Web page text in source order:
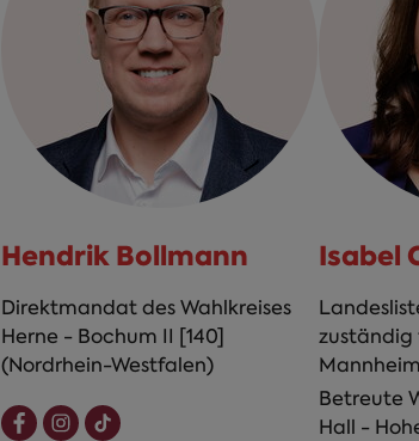
Hendrik Bollmann
Direktmandat des Wahlkreises
Herne - Bochum II [140]
(Nordrhein-Westfalen)
Isabel
zuständig
Betreute
Hall -